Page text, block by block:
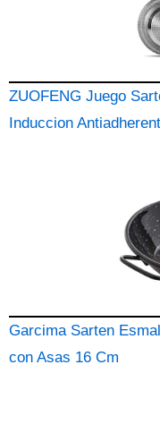
ZUOFENG Juego
Induccion
Garcima Sarten
con Asas 16 Cm